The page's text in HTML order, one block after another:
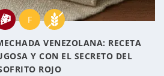
F
VENEZOLANA: RECETA
Y CON EL SECRETO DEL
ROJO